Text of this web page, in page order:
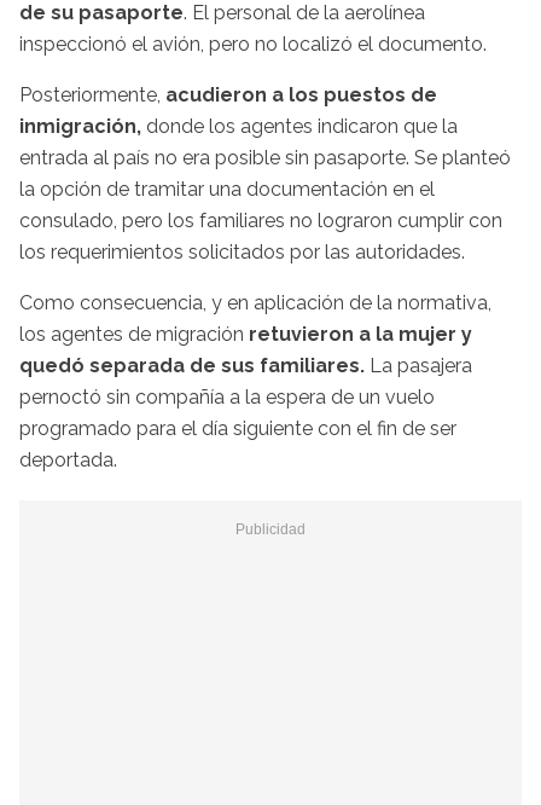
de su pasaporte. El personal de la aerolínea
inspeccionó el avión, pero no localizó el documento.
Posteriormente, acudieron a los puestos de
inmigración, donde los agentes indicaron que la
entrada al país no era posible sin pasaporte. Se planteó
la opción de tramitar una documentación en el
consulado, pero los familiares no lograron cumplir con
los requerimientos solicitados por las autoridades.
Como consecuencia, y en aplicación de la normativa,
los agentes de migración retuvieron a la mujer y
quedó separada de sus familiares. La pasajera
pernoctó sin compañía a la espera de un vuelo
programado para el día siguiente con el fin de ser
deportada.